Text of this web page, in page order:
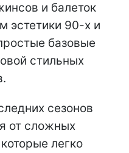
и балеток
эстетики 90-х и
базовые
стильных
сезонов
от сложных
легко